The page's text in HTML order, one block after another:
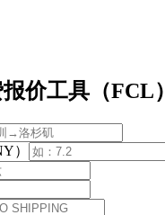
价工具（FCL）
）